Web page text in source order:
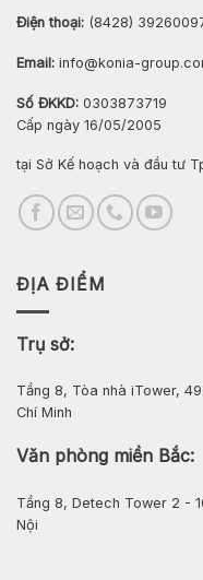
Điện thoại: (8428)
Email: info@konia-
Số ĐKKD: 0303873719
Cấp ngày 16/05/2005
tại Sở Kế hoạch và đầu tư
ĐỊA ĐIỂM
Trụ sở:
Tầng 8, Tòa nhà iTower,
Chí Minh
Văn phòng miền Bắc:
Tầng 8, Detech Tower 2 -
Nội